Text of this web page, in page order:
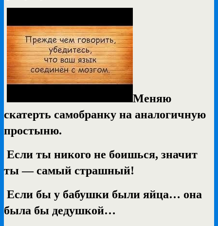
Меняю
скатерть самобранку на аналогичную
простыню.
Если ты никого не боишься, значит
ты — самый страшный!
Если бы у бабушки были яйца… она
была бы дедушкой…